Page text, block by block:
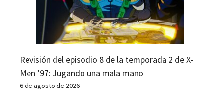
Revisión del episodio 8 de la temporada 2 de X-
Men ’97: Jugando una mala mano
6 de agosto de 2026